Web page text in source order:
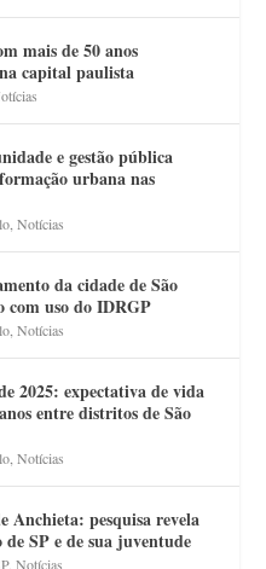
mais de 50 anos
capital paulista
e gestão pública
urbana nas
,Notícias
da cidade de São
com uso do IDRGP
,Notícias
2025: expectativa de vida
entre distritos de São
,Notícias
Anchieta: pesquisa revela
SP e de sua juventude
,Notícias